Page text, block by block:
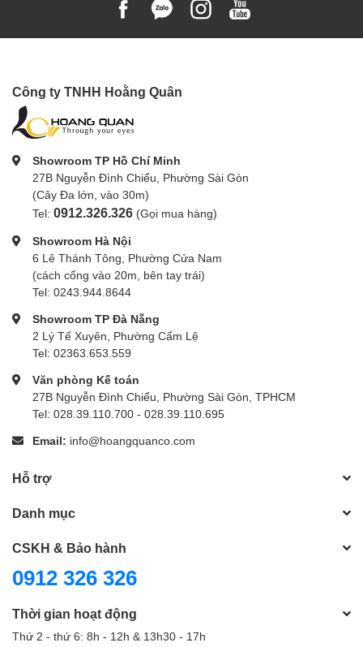
Công ty TNHH Hoằng Quân
Showroom TP Hồ Chí Minh
27B Nguyễn Đình Chiểu, Phường Sài Gòn
(Cây Đa lớn, vào 30m)
Tel: 0912.326.326 (Gọi mua hàng)
Showroom Hà Nội
6 Lê Thánh Tông, Phường Cửa Nam
(cách cổng vào 20m, bên tay trái)
Tel: 0243.944.8644
Showroom TP Đà Nẵng
2 Lý Tế Xuyên, Phường Cẩm Lệ
Tel: 02363.653.559
Văn phòng Kế toán
27B Nguyễn Đình Chiểu, Phường Sài Gòn, TPHCM
Tel: 028.39.110.700 - 028.39.110.695
Email: info@hoangquanco.com
Hỗ trợ
Danh mục
CSKH & Bảo hành
0912 326 326
Thời gian hoạt động
Thứ 2 - thứ 6: 8h - 12h & 13h30 - 17h